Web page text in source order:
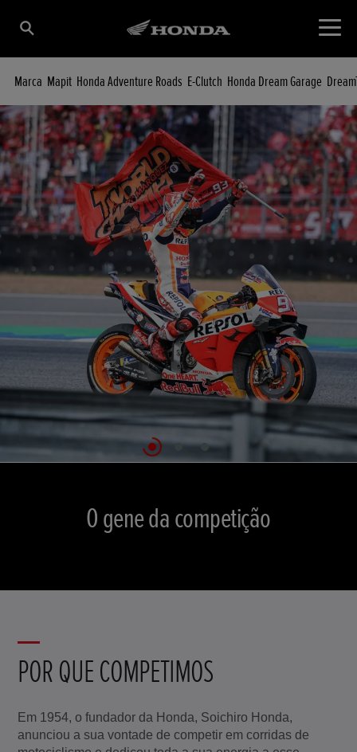
Marca Mapit Honda Adventure Roads E-Clutch Honda Dream Garage
O gene da competição
Está no nosso sangue
Não poderíamos existir sem a
competição
POR QUE COMPETIMOS
Em 1954, o fundador da Honda, Soichiro Honda,
anunciou a sua vontade de competir em corridas de